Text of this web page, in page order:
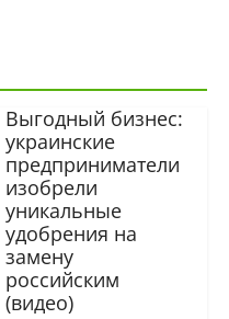
Выгодный бизнес:
украинские
предприниматели
изобрели
уникальные
удобрения на
замену
российским
(видео)